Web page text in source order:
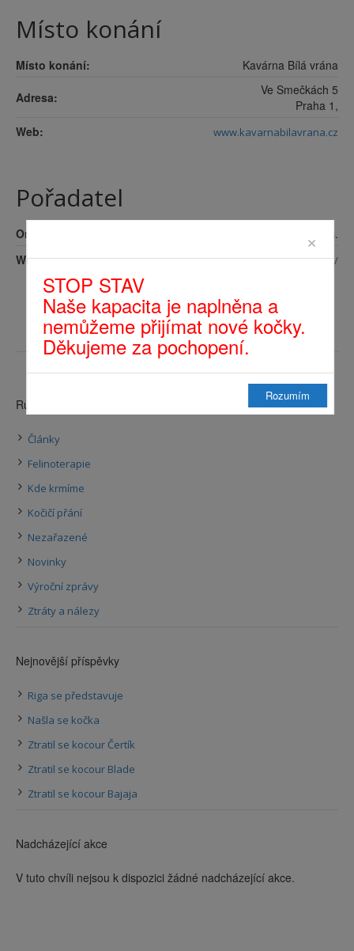
Místo konání
Místo konání: Kavárna Bílá vrána
Adresa:
Ve Smečkách 5
Praha 1 ,
Web:
www.kavarnabilavrana.cz
Pořadatel
Organizátor:
Devět životů o.p.s.
Web:
devet-zivotu.cz/
Rubriky příspěvků
Články
Felinoterapie
Kde krmíme
Kočičí přání
Nezařazené
Novinky
Výroční zprávy
Ztráty a nálezy
Nejnovější příspěvky
Riga se představuje
Našla se kočka
Ztratil se kocour Čertík
Ztratil se kocour Blade
Ztratil se kocour Bajaja
Nadcházející akce
V tuto chvíli nejsou k dispozici žádné nadcházející akce.
×
STOP STAV
Naše kapacita je naplněna a
nemůžeme přijímat nové kočky.
Děkujeme za pochopení.
Rozumím